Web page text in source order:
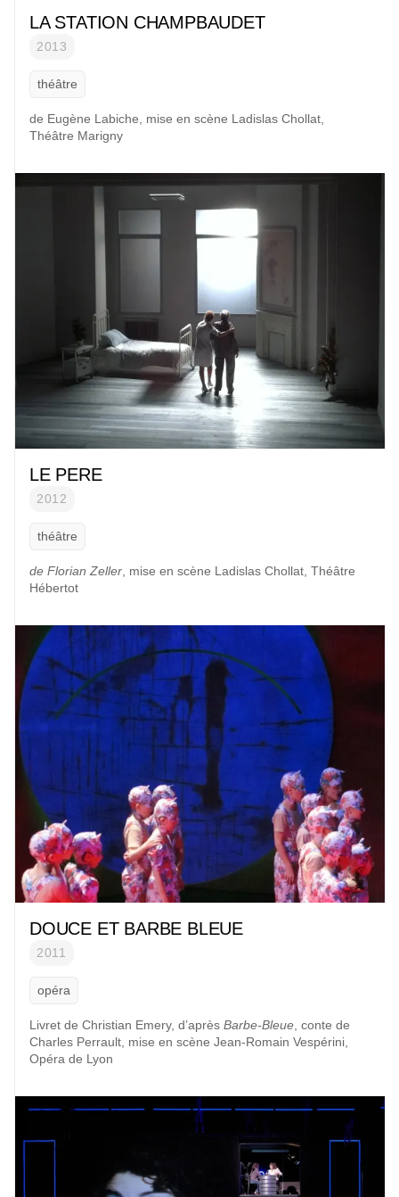
LA STATION CHAMPBAUDET
2013
théâtre
de Eugène Labiche , mise en scène Ladislas Chollat
Théâtre Marigny
LE PERE
2012
théâtre
de Florian Zeller , mise en scène Ladislas Chollat, Théâtre
Hébertot
DOUCE ET BARBE BLEUE
2011
opéra
Livret de Christian Emery, d’après Barbe-Bleue , conte de
Charles Perrault, mise en scène Jean-Romain Vespérini,
Opéra de Lyon